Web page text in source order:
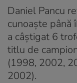
Daniel Pancu
cunoaște până
a câștigat 6
titlu de
(1998, 2002,
2002).